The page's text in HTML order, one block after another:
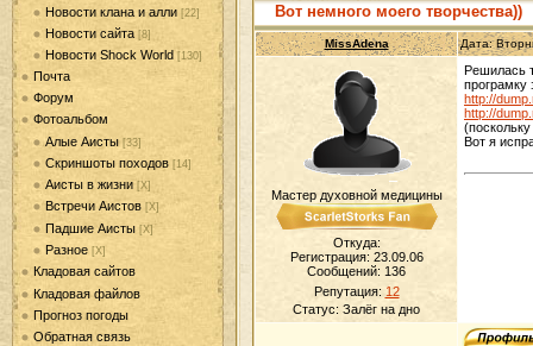
Новости клана и алли [22]
Новости сайта [8]
Новости Shock World [130]
Почта
Форум
Фотоальбом
Алые Аисты [33]
Скриншоты походов [14]
Аисты в жизни [Х]
Встречи Аистов [Х]
Падшие Аисты [Х]
Разное [Х]
Кладовая сайтов
Кладовая файлов
Прогноз погоды
Обратная связь
Вот немного моего творчества))
MissAdena Дата:
Мастер духовной медицины
Откуда:
Регистрация: 23.09.06
Сообщений: 136
Репутация: 12
Статус: Залёг на дно
Решилась
програмку
http://
http://
Вот я